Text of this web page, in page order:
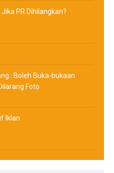
PR Dihilangkan?
: Boleh Buka-bukaan
Foto
Iklan